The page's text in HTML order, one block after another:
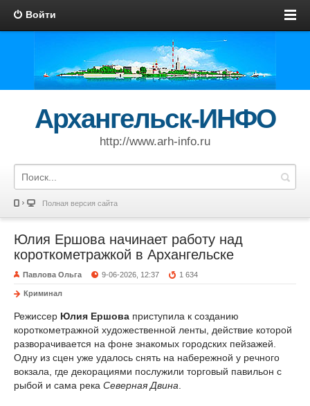
Войти
Архангельск-ИНФО
http://www.arh-info.ru
Полная версия сайта
Юлия Ершова начинает работу над
короткометражкой в Архангельске
Павлова Ольга 9-06-2026, 12:37 1 634
Криминал
Режиссер Юлия Ершова приступила к созданию
короткометражной художественной ленты, действие которой
разворачивается на фоне знакомых городских пейзажей.
Одну из сцен уже удалось снять на набережной у речного
вокзала, где декорациями послужили торговый павильон с
рыбой и сама река Северная Двина